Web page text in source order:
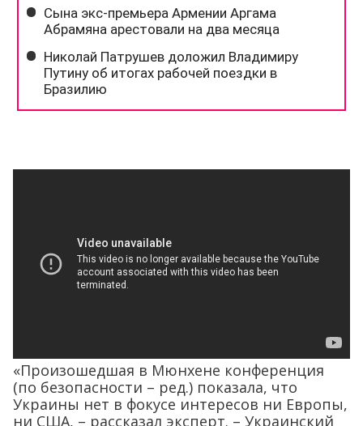
«Произошедшая в Мюнхене конференция
(по безопасности – ред.) показала, что
Украины нет в фокусе интересов ни Европы,
ни США, – рассказал эксперт. – Украинский